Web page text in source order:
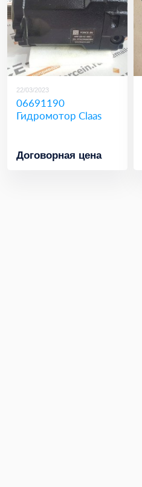
22/03/2023
06691190
Гидромотор Claas
Договорная цена